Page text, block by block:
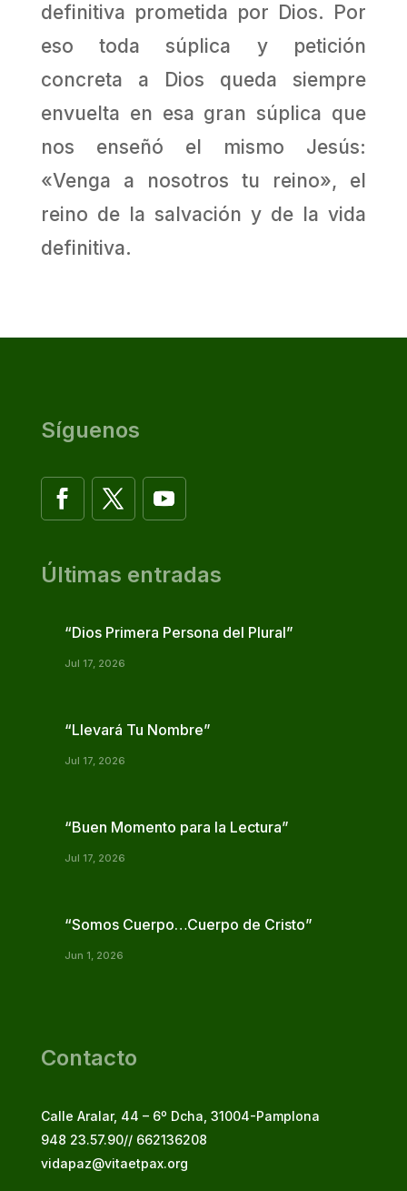
definitiva prometida por Dios. Por
eso toda súplica y petición
concreta a Dios queda siempre
envuelta en esa gran súplica que
nos enseñó el mismo Jesús:
«Venga a nosotros tu reino», el
reino de la salvación y de la vida
definitiva.
Síguenos
Últimas entradas
“Dios Primera Persona del Plural”
Jul 17, 2026
“Llevará Tu Nombre”
Jul 17, 2026
“Buen Momento para la Lectura”
Jul 17, 2026
“Somos Cuerpo…Cuerpo de Cristo”
Jun 1, 2026
Contacto
Calle Aralar, 44 – 6º Dcha, 31004-Pamplona
948 23.57.90// 662136208
vidapaz@vitaetpax.org